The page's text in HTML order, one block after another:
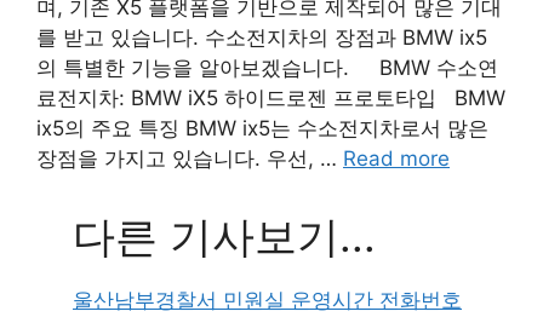
며, 기존 X5 플랫폼을 기반으로 제작되어 많은 기대
를 받고 있습니다. 수소전지차의 장점과 BMW ix5
의 특별한 기능을 알아보겠습니다. BMW 수소연
료전지차: BMW iX5 하이드로젠 프로토타입 BMW
ix5의 주요 특징 BMW ix5는 수소전지차로서 많은
장점을 가지고 있습니다. 우선, … Read more
다른 기사보기...
울산남부경찰서 민원실 운영시간 전화번호